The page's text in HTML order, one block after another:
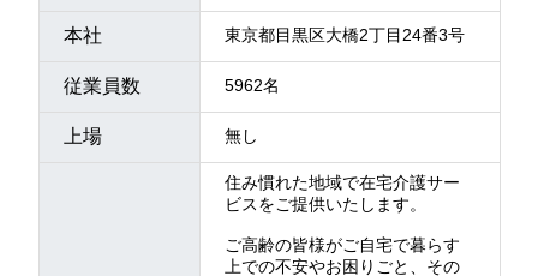
本社 東京都目黒区大橋2丁目24番3号
従業員数 5962名
上場 無し
住み慣れた地域で在宅介護サー
ビスをご提供いたします。
ご高齢の皆様がご自宅で暮らす
上での不安やお困りごと、その